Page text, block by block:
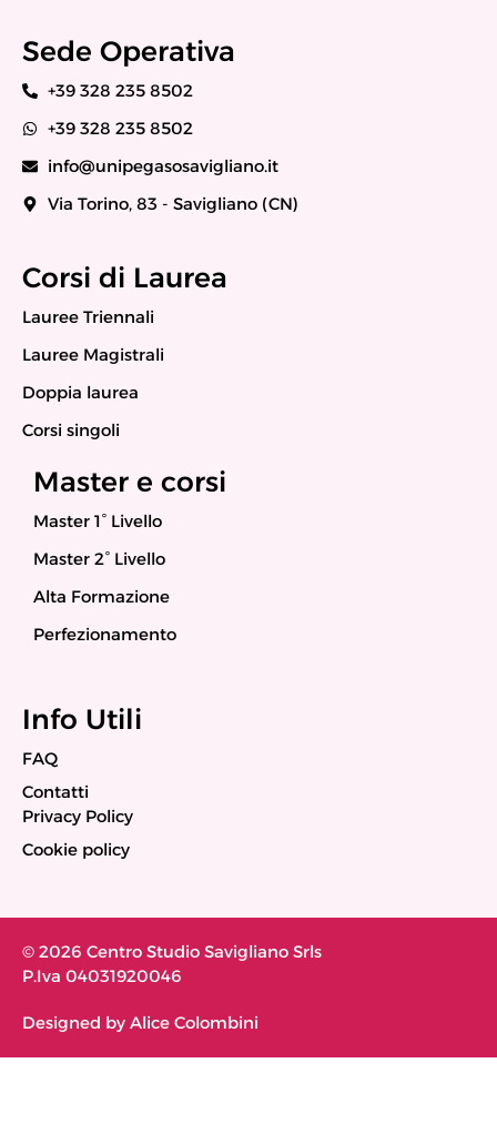
Sede Operativa
+39 328 235 8502
+39 328 235 8502
info@unipegasosavigliano.it
Via Torino, 83 - Savigliano (CN)
Corsi di Laurea
Lauree Triennali
Lauree Magistrali
Doppia laurea
Corsi singoli
Master e corsi
Master 1° Livello
Master 2° Livello
Alta Formazione
Perfezionamento
Info Utili
FAQ
Contatti
Privacy Policy
Cookie policy
© 2026 Centro Studio Savigliano Srls
P.Iva 04031920046
Designed by Alice Colombini